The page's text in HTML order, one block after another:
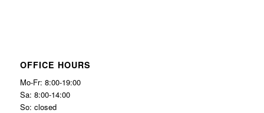
OFFICE HOURS
Mo-Fr: 8:00-19:00
Sa: 8:00-14:00
So: closed